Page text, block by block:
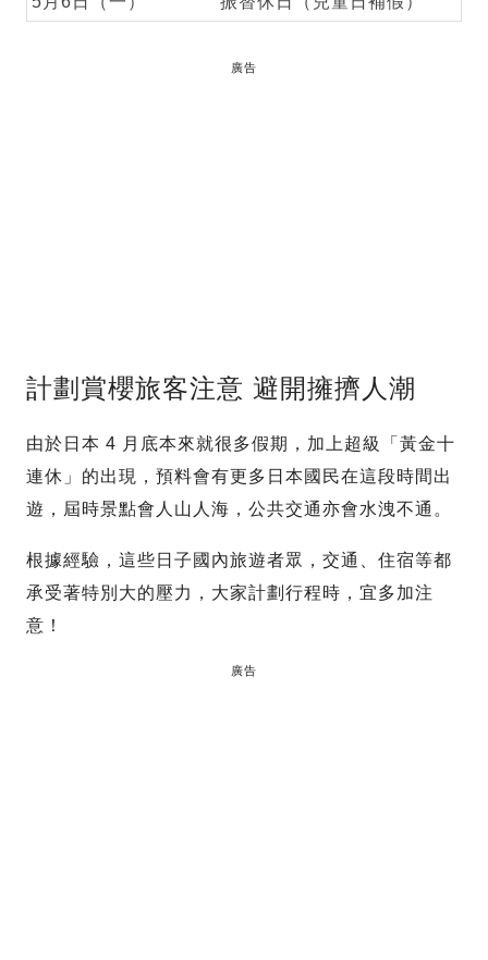
廣告
計劃賞櫻旅客注意 避開擁擠人潮
由於日本 4 月底本來就很多假期，加上超級「黃金十
連休」的出現，預料會有更多日本國民在這段時間出
遊，屆時景點會人山人海，公共交通亦會水洩不通。
根據經驗，這些日子國內旅遊者眾，交通、住宿等都
承受著特別大的壓力，大家計劃行程時，宜多加注
意！
廣告